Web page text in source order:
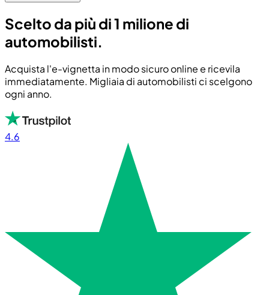
Scelto da più di 1 milione di
automobilisti.
Acquista l'e-vignetta in modo sicuro online e ricevila
immediatamente. Migliaia di automobilisti ci scelgono
ogni anno.
4.6